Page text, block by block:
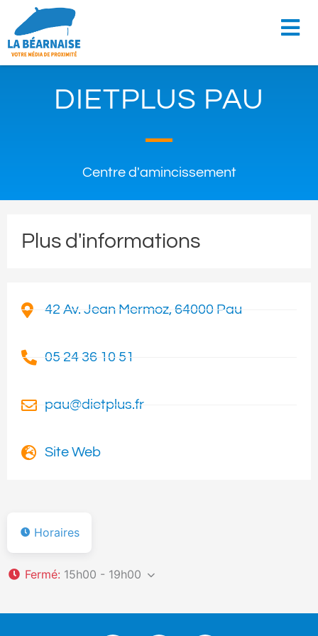
DIETPLUS PAU
Centre d'amincissement
Plus d'informations
42 Av. Jean Mermoz, 64000 Pau
05 24 36 10 51
pau@dietplus.fr
Site Web
Horaires
Fermé: 15h00 - 19h00